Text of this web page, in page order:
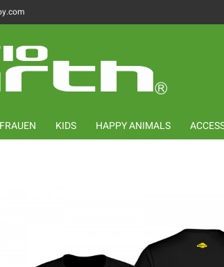
FRAUEN KIDS HAPPY ANIMALS